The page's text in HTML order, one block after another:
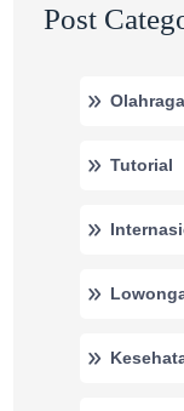
Post
Olahraga
Tutorial